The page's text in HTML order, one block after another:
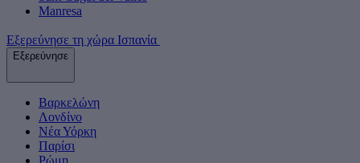
Manresa
Εξερεύνησε τη χώρα Ισπανία
Εξερεύνησε
Βαρκελώνη
Λονδίνο
Νέα Υόρκη
Παρίσι
Ρώμη